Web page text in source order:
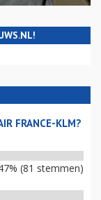
FRANCE-KLM?
(81 stemmen)